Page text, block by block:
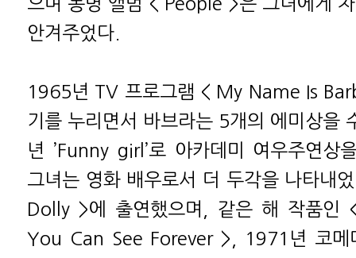
안겨주었다.
1965년 TV 프로그램 < My Name Is
기를 누리면서 바브라는 5개의 에미상을
년 ’Funny girl’로 아카데미 여우주연상
그녀는 영화 배우로서 더 두각을 나타내
Dolly >에 출연했으며, 같은 해 작품
You Can See Forever >, 1971년 코